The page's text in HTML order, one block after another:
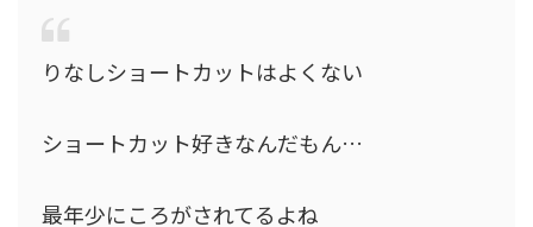
りなしショートカットはよくない
ショートカット好きなんだもん…
最年少にころがされてるよね